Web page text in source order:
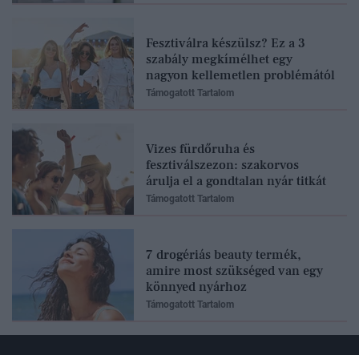
Fesztiválra készülsz? Ez a 3
szabály megkímélhet egy
nagyon kellemetlen problémától
Támogatott Tartalom
Vizes fürdőruha és
fesztiválszezon: szakorvos
árulja el a gondtalan nyár titkát
Támogatott Tartalom
7 drogériás beauty termék,
amire most szükséged van egy
könnyed nyárhoz
Támogatott Tartalom